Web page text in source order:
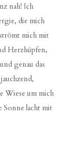
nah! Ich
die mich
mich mit
Herzhüpfen,
genau das
Wiese um mich
Sonne lacht mit